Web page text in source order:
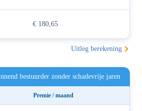
€ 180,65
Uitleg berekening
bestuurder zonder schadevrije jaren
Premie / maand